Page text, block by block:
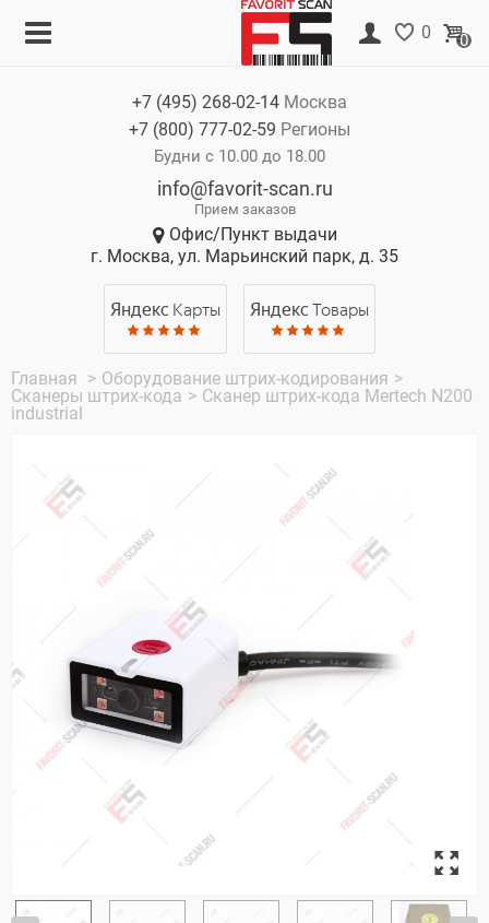
0 0
+7 (495) 268-02-14 Москва
+7 (800) 777-02-59 Регионы
Будни с 10.00 до 18.00
info@favorit-scan.ru
Прием заказов
Офис/Пункт выдачи
г. Москва, ул. Марьинский парк, д. 35
Яндекс Карты Яндекс Товары
Главная > Оборудование штрих-кодирования >
Сканеры штрих-кода > Сканер штрих-кода Mertech N200
industrial
Корзина
Нет товаров